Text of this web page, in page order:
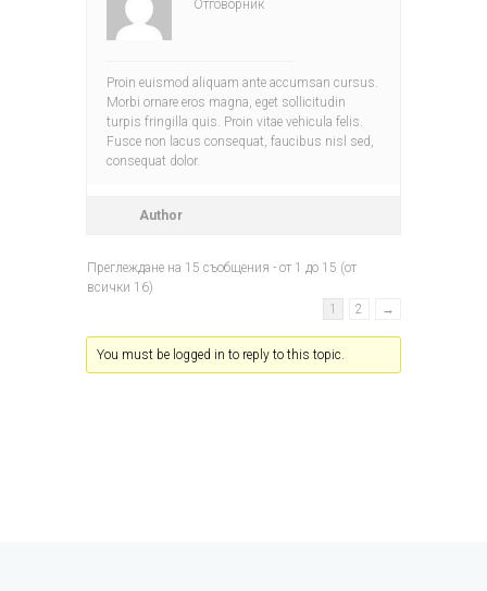
Отговорник
Proin euismod aliquam ante accumsan cursus.
Morbi ornare eros magna, eget sollicitudin
turpis fringilla quis. Proin vitae vehicula felis.
Fusce non lacus consequat, faucibus nisl sed,
consequat dolor.
Author
Преглеждане на 15 съобщения - от 1 до 15 (от
всички 16)
1
2 →
You must be logged in to reply to this topic.